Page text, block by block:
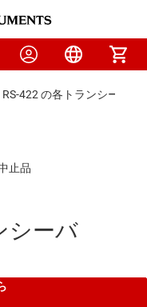
422 の各トランシーバ
シーバ